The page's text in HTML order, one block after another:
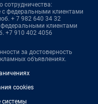
сотрудничества:
федеральными клиентами
+ 7 982 640 34 32
клиентами
+7 910 402 4056
за достоверность
объявлениях.
cookies
системы